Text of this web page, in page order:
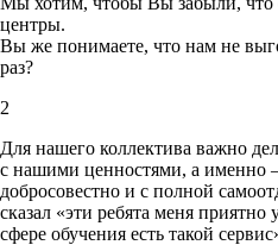
центры.
Вы же понимаете, что нам не
раз?
2
Для нашего коллектива важно
с нашими ценностями, а именно
добросовестно и с полной
сказал «эти ребята меня приятно
сфере обучения есть такой